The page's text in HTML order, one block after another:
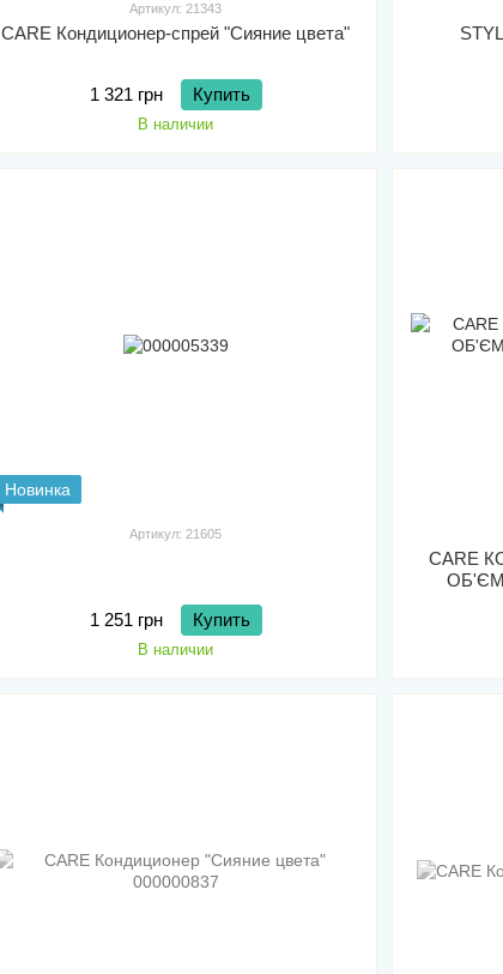
Артикул: 21343
CARE Кондиционер-спрей "Сияние цвета"
1 321 грн Купить
В наличии
Новинка
Артикул: 21605
1 251 грн Купить
В наличии
CARE